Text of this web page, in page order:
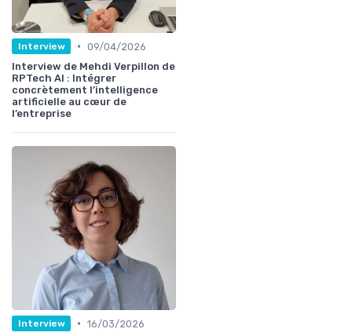
Interview • 09/04/2026
Interview de Mehdi Verpillon de
RPTech AI : Intégrer
concrètement l’intelligence
artificielle au cœur de
l’entreprise
Interview • 16/03/2026